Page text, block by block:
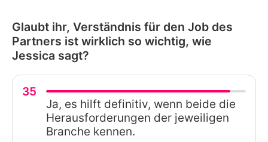
Glaubt ihr, Verständnis für den Job des
Partners ist wirklich so wichtig, wie
Jessica sagt?
35
Ja, es hilft definitiv, wenn beide die
Herausforderungen der jeweiligen
Branche kennen.